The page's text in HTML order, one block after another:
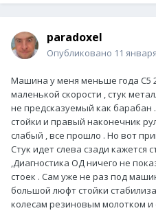
paradoxel
Опубликовано 11
Машина у меня меньше года C5
маленькой скорости , стук
не предсказуемый как
стойки и правый наконечник
слабый , все прошло . Но вот
Стук идет слева сзади кажется
,Диагностика ОД ничего не
стоек . Сам уже не раз под
большой люфт стойки
колесам резиновым молотком